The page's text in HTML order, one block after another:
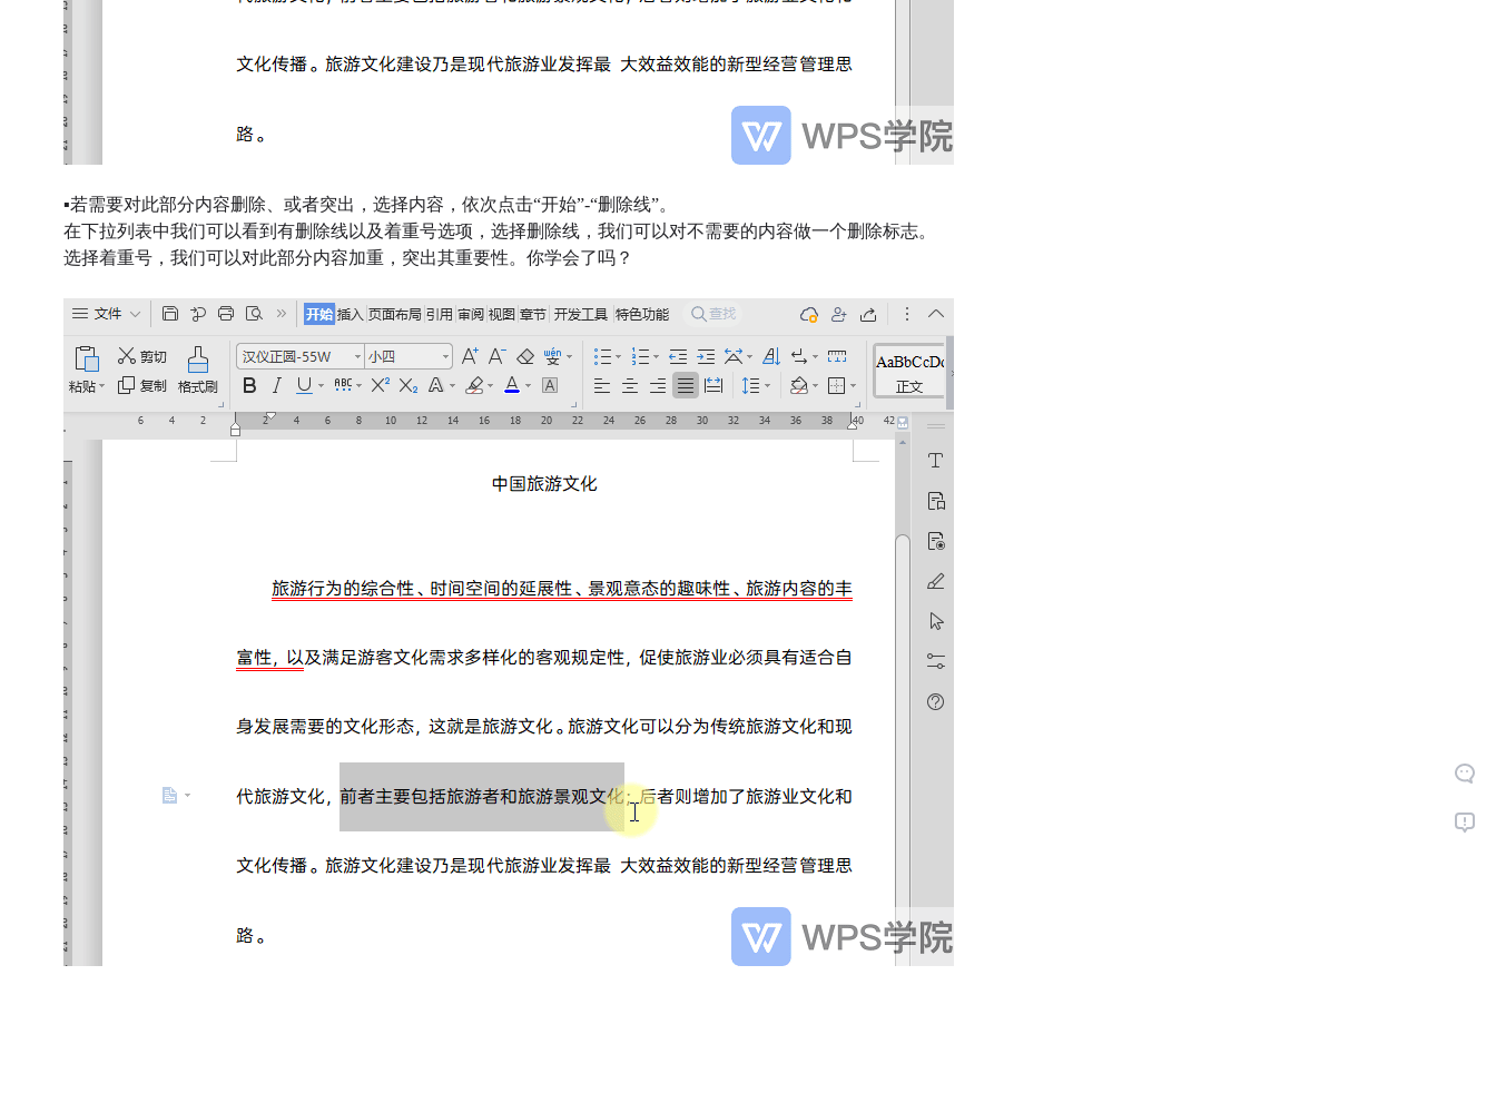
▪若需要对此部分内容删除、或者突出，选择内容，依次点击“开始”-“删除线”。
在下拉列表中我们可以看到有删除线以及着重号选项 ，选择删除线，我们可以对不需要的内容做一个删除标志。
选择着重号，我们可以对此部分内容加重，突出其重要性。你学会了吗？